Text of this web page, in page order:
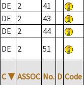
DE
2 41
DE
2 43
DE
2 44
DE
2 51
C ▼ ASSOC No. D Code